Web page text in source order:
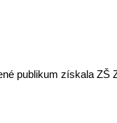
publikum získala ZŠ